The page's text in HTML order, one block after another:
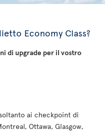
Economy Class?
di upgrade per il vostro
ai checkpoint di
Ottawa, Glasgow,